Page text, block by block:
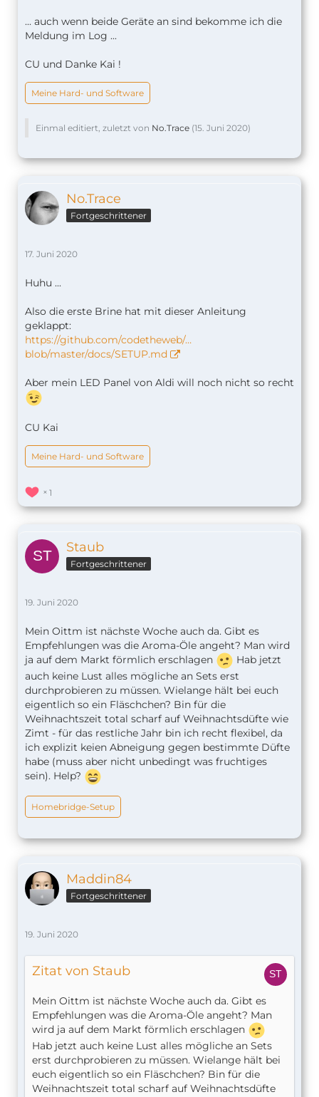
... auch wenn beide Geräte an sind bekomme ich die
Meldung im Log ...
CU und Danke Kai !
Meine Hard- und Software
Einmal editiert, zuletzt von No.Trace (15. Juni 2020)
No.Trace
Fortgeschrittener
17. Juni 2020
Huhu ...
Also die erste Brine hat mit dieser Anleitung
geklappt:
https://github.com/codetheweb/…
blob/master/docs/SETUP.md
Aber mein LED Panel von Aldi will noch nicht so recht
CU Kai
Meine Hard- und Software
1
Staub
Fortgeschrittener
19. Juni 2020
Mein Oittm ist nächste Woche auch da. Gibt es
Empfehlungen was die Aroma-Öle angeht? Man wird
ja auf dem Markt förmlich erschlagen
Hab jetzt
auch keine Lust alles mögliche an Sets erst
durchprobieren zu müssen. Wielange hält bei euch
eigentlich so ein Fläschchen? Bin für die
Weihnachtszeit total scharf auf Weihnachtsdüfte wie
Zimt - für das restliche Jahr bin ich recht flexibel, da
ich explizit keien Abneigung gegen bestimmte Düfte
habe (muss aber nicht unbedingt was fruchtiges
sein). Help?
Homebridge-Setup
Maddin84
Fortgeschrittener
19. Juni 2020
Zitat von Staub
Mein Oittm ist nächste Woche auch da. Gibt es
Empfehlungen was die Aroma-Öle angeht? Man
wird ja auf dem Markt förmlich erschlagen
Hab jetzt auch keine Lust alles mögliche an Sets
erst durchprobieren zu müssen. Wielange hält bei
euch eigentlich so ein Fläschchen? Bin für die
Weihnachtszeit total scharf auf Weihnachtsdüfte